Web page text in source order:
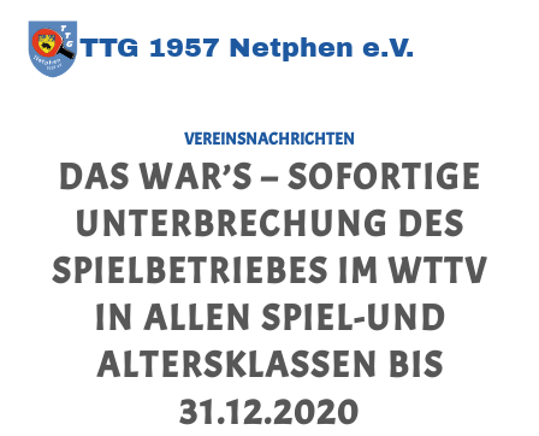
TTG 1957 Netphen e.V.
VEREINSNACHRICHTEN
DAS WAR’S – SOFORTIGE
UNTERBRECHUNG DES
SPIELBETRIEBES IM WTTV
IN ALLEN SPIEL-UND
ALTERSKLASSEN BIS
31.12.2020